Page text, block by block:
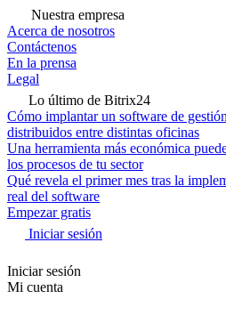
Nuestra empresa
Acerca de nosotros
Contáctenos
En la prensa
Legal
Lo último de Bitrix24
Cómo implantar un software de
distribuidos entre distintas oficinas
Una herramienta más económica
los procesos de tu sector
Qué revela el primer mes tras la
real del software
Empezar gratis
Iniciar sesión
Iniciar sesión
Mi cuenta